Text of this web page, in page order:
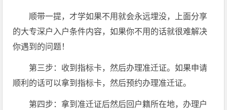
顺带一提，才学如果不用就会永远埋没，上面分享
的大专深户入户条件内容，如果你不用的话就很难解决
你遇到的问题！
第三步：收到指标卡，然后办理准迁证。如果申请
顺利的话可以拿到指标卡，然后预约办理准迁证。
第四步：拿到准迁证后然后回户籍所在地，办理户